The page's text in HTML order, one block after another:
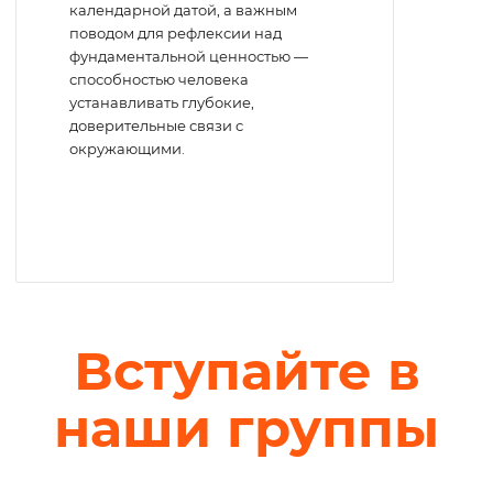
календарной датой, а важным
поводом для рефлексии над
фундаментальной ценностью —
способностью человека
устанавливать глубокие,
доверительные связи с
окружающими.
Вступайте в
наши группы